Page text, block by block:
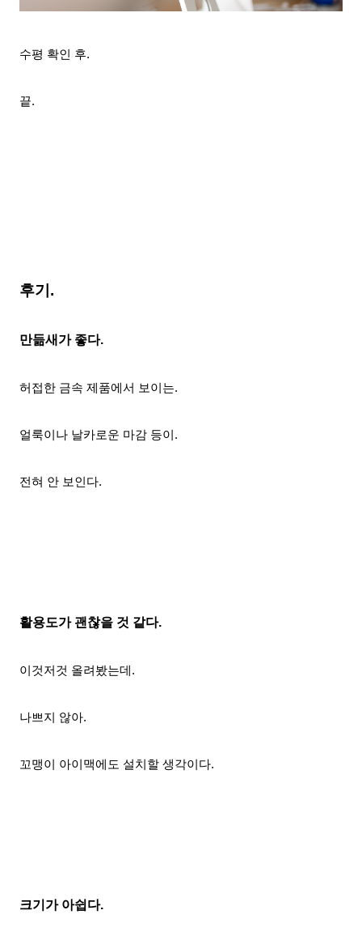
수평 확인 후.
끝.
후기.
만듦새가좋다.
허접한 금속 제품에서 보이는.
얼룩이나 날카로운 마감 등이.
전혀 안 보인다.
활용도가 괜찮을 것 같다.
이것저것 올려봤는데.
나쁘지 않아.
꼬맹이 아이맥에도 설치할 생각이다.
크기가 아쉽다.